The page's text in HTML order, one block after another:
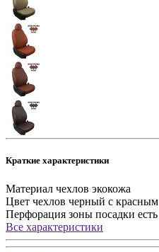
Краткие характеристики
Материал чехлов экокожа
Цвет чехлов черный с красным
Перфорация зоны посадки есть
Все характеристики